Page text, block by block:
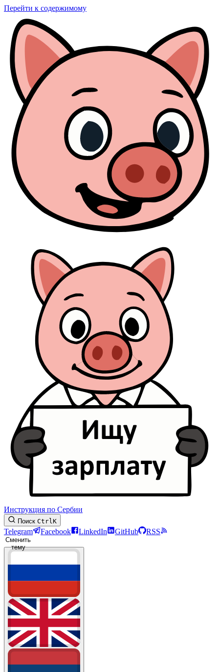
Перейти к содержимому
Инструкция по Сербии
Поиск CtrlK
Telegram Facebook LinkedIn GitHub RSS
Сменить
тему